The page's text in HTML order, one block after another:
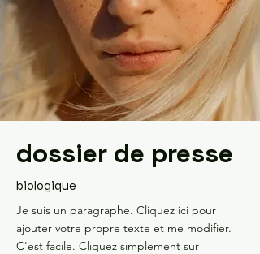
dossier de presse
biologique
Je suis un paragraphe. Cliquez ici pour
ajouter votre propre texte et me modifier.
C'est facile. Cliquez simplement sur